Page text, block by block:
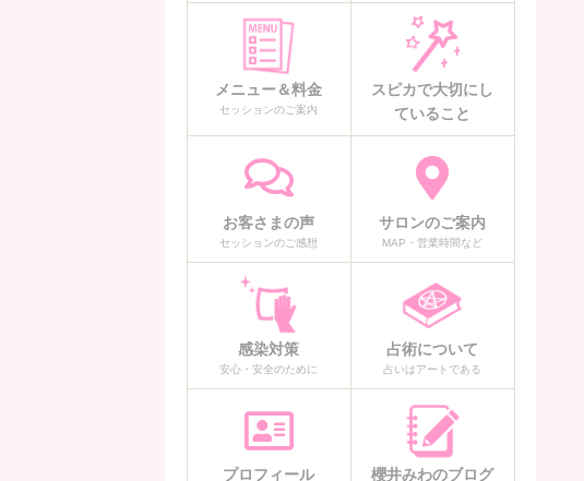
メニュー＆料金
セッションのご案内
スピカで大切にし
ていること
お客さまの声
セッションのご感想
サロンのご案内
MAP・営業時間など
感染対策
安心・安全のために
占術について
占いはアートである
プロフィール 櫻井みわのブログ